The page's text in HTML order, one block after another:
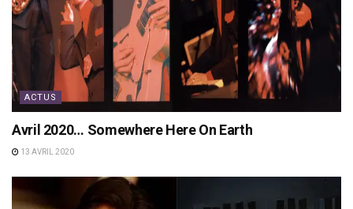
ACTUS
Avril 2020… Somewhere Here On Earth
13 AVRIL 2020